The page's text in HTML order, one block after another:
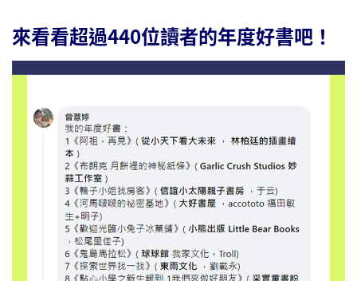
來看看超過440位讀者的年度好書吧！